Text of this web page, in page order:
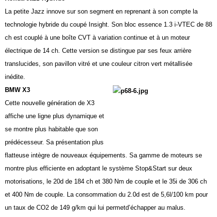
La petite Jazz innove sur son segment en reprenant à son compte la
technologie hybride du coupé Insight. Son bloc essence 1.3 i-VTEC de 88
ch est couplé à une boîte CVT à variation continue et à un moteur
électrique de 14 ch. Cette version se distingue par ses feux arrière
translucides, son pavillon vitré et une couleur citron vert métallisée
inédite.
BMW X3
Cette nouvelle génération de X3
affiche une ligne plus dynamique et
se montre plus habitable que son
prédécesseur. Sa présentation plus
flatteuse intègre de nouveaux équipements. Sa gamme de moteurs se
montre plus efficiente en adoptant le système Stop&Start sur deux
motorisations, le 20d de 184 ch et 380 Nm de couple et le 35i de 306 ch
et 400 Nm de couple. La consommation du 2.0d est de 5,6l/100 km pour
un taux de CO2 de 149 g/km qui lui permetd’échapper au malus.